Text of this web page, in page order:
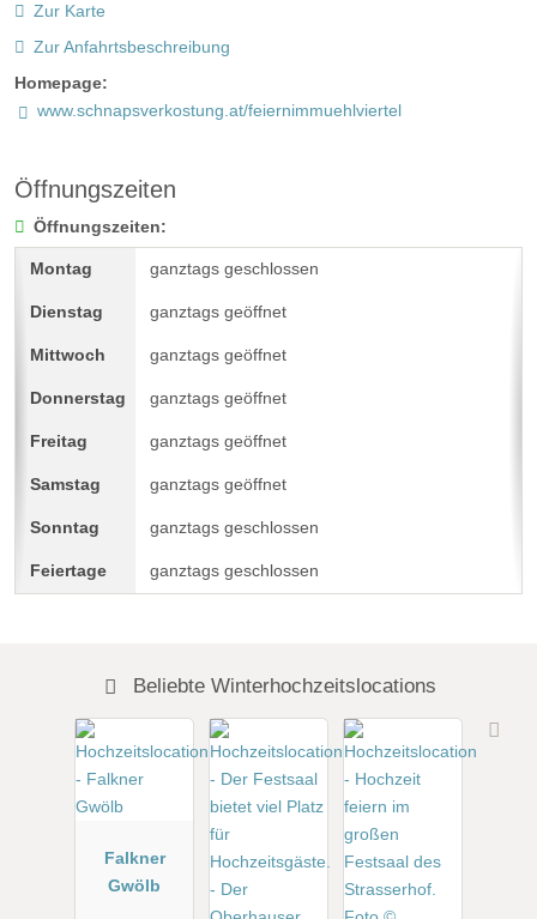
Zur Karte
Zur Anfahrtsbeschreibung
Homepage:
www.schnapsverkostung.at/feiernimmuehlviertel
Öffnungszeiten
Öffnungszeiten:
ganztags geschlossen
ganztags geöffnet
ganztags geöffnet
ganztags geöffnet
ganztags geöffnet
ganztags geöffnet
ganztags geschlossen
ganztags geschlossen
Beliebte Winterhochzeitslocations
Falkner
Gwölb